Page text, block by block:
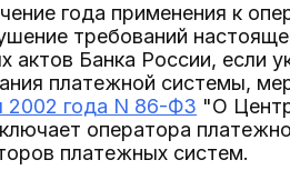
года применения к
требований
актов Банка России, если
платежной системы,
2002 года N 86-ФЗ "О
оператора
платежных систем.